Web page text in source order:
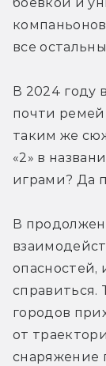
все
В 2024 году
почти
таким же
«2» в
играми? Да
В
опасностей,
справиться.
городов
от
снаряжение